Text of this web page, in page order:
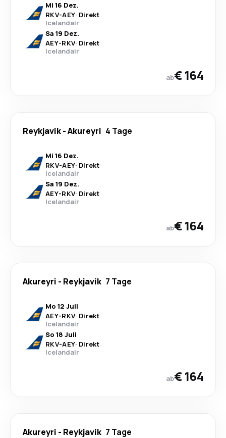
Mi 16 Dez.
RKV-AEY· Direkt
Icelandair
Sa 19 Dez.
AEY-RKV· Direkt
Icelandair
ab€ 164
Reykjavik-Akureyri 4 Tage
Mi 16 Dez.
RKV-AEY· Direkt
Icelandair
Sa 19 Dez.
AEY-RKV· Direkt
Icelandair
ab€ 164
Akureyri - Reykjavik 7 Tage
Mo 12 Juli
AEY-RKV· Direkt
Icelandair
So 18 Juli
RKV-AEY· Direkt
Icelandair
ab€ 164
Akureyri - Reykjavik 7 Tage